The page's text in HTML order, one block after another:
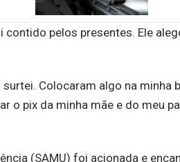
pelos presentes. Ele
Colocaram algo na minha
o pix da minha mãe e do meu
(SAMU) foi acionada e